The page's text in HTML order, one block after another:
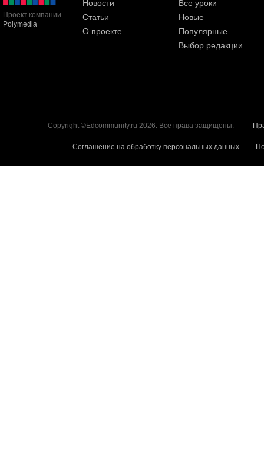
Проект компании
Polymedia
Новости
Статьи
О проекте
Все уроки
Новые
Популярные
Выбор редакции
Copyright ©Edcommunity.ru 2026. Все права защищены.
Соглашение на обработку персональных данных